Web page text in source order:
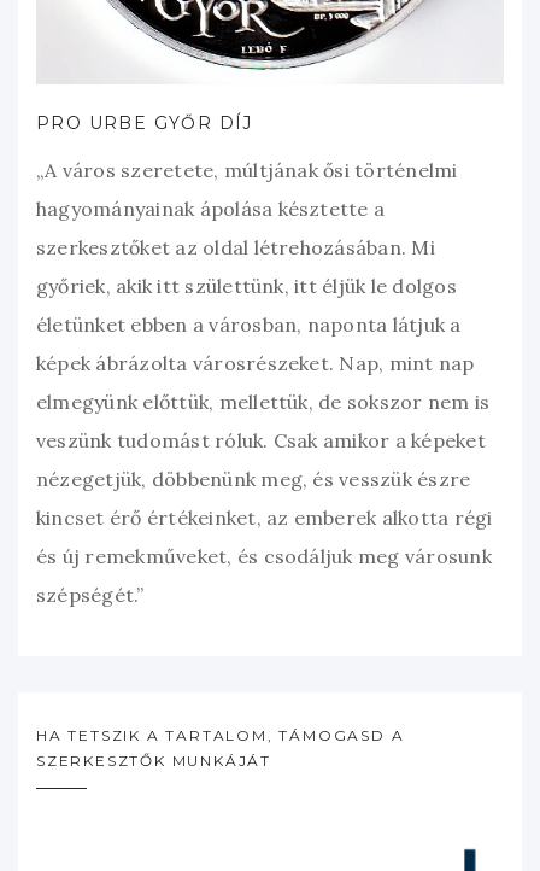
PRO URBE GYŐR DÍJ
„A város szeretete, múltjának ősi történelmi
hagyományainak ápolása késztette a
szerkesztőket az oldal létrehozásában. Mi
győriek, akik itt születtünk, itt éljük le dolgos
életünket ebben a városban, naponta látjuk a
képek ábrázolta városrészeket. Nap, mint nap
elmegyünk előttük, mellettük, de sokszor nem is
veszünk tudomást róluk. Csak amikor a képeket
nézegetjük, döbbenünk meg, és vesszük észre
kincset érő értékeinket, az emberek alkotta régi
és új remekműveket, és csodáljuk meg városunk
szépségét.”
HA TETSZIK A TARTALOM, TÁMOGASD A
SZERKESZTŐK MUNKÁJÁT